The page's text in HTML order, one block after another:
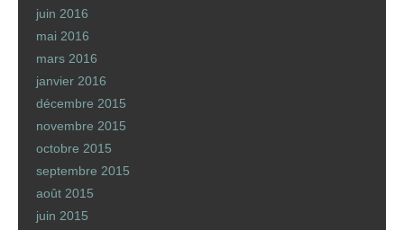
juin 2016
mai 2016
mars 2016
janvier 2016
décembre 2015
novembre 2015
octobre 2015
septembre 2015
août 2015
juin 2015